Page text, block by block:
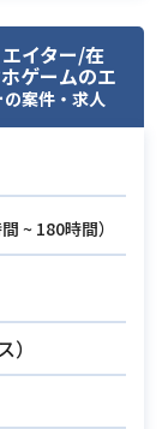
AfterEffect
ソフトを用
ーション制
験
イター/在
ゲームのエ
の案件・求人
~ 180時間）